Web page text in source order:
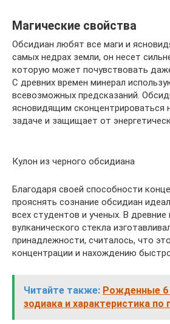
Магические свойства
Обсидиан любят все маги и
самых недрах земли, он несет
которую может почувствовать
С древних времен минерал
всевозможных предсказаний.
ясновидящим сконцентрироваться
задаче и защищает от
Кулон из черного обсидиана
Благодаря своей способности
прояснять сознание обсидиан
всех студентов и ученых. В древние
вулканического стекла
принадлежности, считалось, что
концентрации и нахождению
Читайте также: Рожденные 6
зодиака и характеристика по